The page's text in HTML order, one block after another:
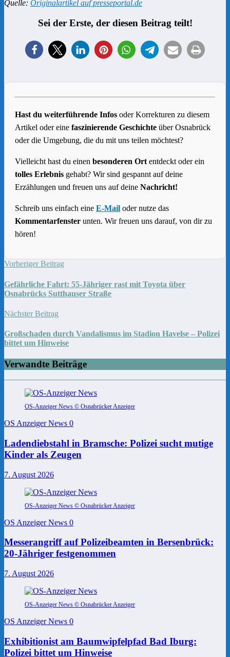
Quelle: Originalartikel auf presseportal.de
Sei der Erste, der diesen Beitrag teilt!
Hast du weiterführende Infos oder Korrekturen zu diesem
Artikel oder eine faszinierende Geschichte über Osnabrück
oder die Umgebung, die du mit uns teilen möchtest?
Vielleicht hast du einen besonderen Ort entdeckt oder ein
tolles Erlebnis gehabt? Wir sind gespannt auf deine
Erzählungen und freuen uns auf deine Nachricht!
Schreib uns einfach eine E-Mail oder nutze das
Kommentarfenster unten. Wir freuen uns darauf, von dir zu
hören!
Vorheriger Beitrag
Gefährliche Fahrt: 55-Jähriger rast mit Toyota über
Osnabrücks Sutthauser Straße
Nächster Beitrag
Großschaden durch Vandalismus im Stadion Havelse – Polizei
bittet um Hinweise
Verwandte Beiträge
OS-Anzeiger News © Osnabrücker Anzeiger
OS Anzeiger News 0
Ladendiebstahl in Bramsche: Polizei sucht mutige
Kinder als Zeugen
7. August 2026
OS-Anzeiger News © Osnabrücker Anzeiger
OS Anzeiger News 0
Messerangriff auf Polizeibeamten in Bersenbrück:
20-Jähriger festgenommen
7. August 2026
OS-Anzeiger News © Osnabrücker Anzeiger
OS Anzeiger News 0
Exhibitionist am Baumwipfelpfad Bad Iburg:
Polizei bittet um Hinweise